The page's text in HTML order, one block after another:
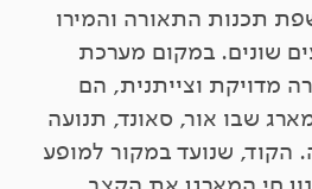
תכנות התאורה והמירו
שונים. במקום מערכת
מדויקת וצייתנית, הם
שבו אור, סאונד, תנועה
הקוד, שנועד במקור למופע